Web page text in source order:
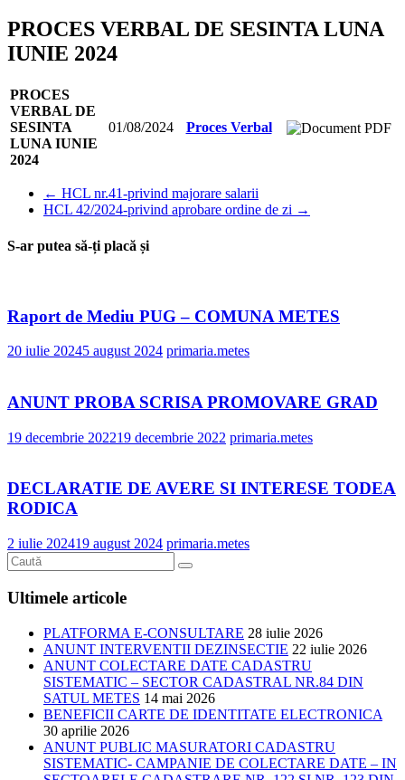
PROCES VERBAL DE SESINTA LUNA
IUNIE 2024
PROCES
VERBAL DE
SESINTA
LUNA IUNIE
2024
01/08/2024 Proces Verbal
← HCL nr.41-privind majorare salarii
HCL 42/2024-privind aprobare ordine de zi →
S-ar putea să-ți placă și
Raport de Mediu PUG – COMUNA METES
20 iulie 20245 august 2024 primaria.metes
ANUNT PROBA SCRISA PROMOVARE GRAD
19 decembrie 202219 decembrie 2022 primaria.metes
DECLARATIE DE AVERE SI INTERESE TODEA
RODICA
2 iulie 202419 august 2024 primaria.metes
Ultimele articole
PLATFORMA E-CONSULTARE 28 iulie 2026
ANUNT INTERVENTII DEZINSECTIE 22 iulie 2026
ANUNT COLECTARE DATE CADASTRU
SISTEMATIC – SECTOR CADASTRAL NR.84 DIN
SATUL METES 14 mai 2026
BENEFICII CARTE DE IDENTITATE ELECTRONICA
30 aprilie 2026
ANUNT PUBLIC MASURATORI CADASTRU
SISTEMATIC- CAMPANIE DE COLECTARE DATE – IN